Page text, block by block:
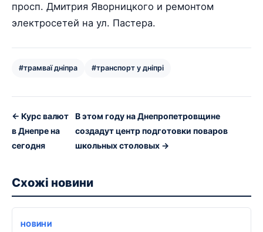
просп. Дмитрия Яворницкого и ремонтом
электросетей на ул. Пастера.
#трамваї дніпра #транспорт у дніпрі
← Курс валют
в Днепре на
сегодня
В этом году на Днепропетровщине
создадут центр подготовки поваров
школьных столовых →
Схожі новини
НОВИНИ